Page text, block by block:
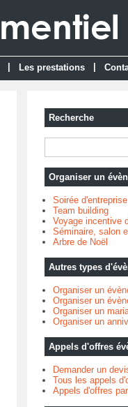
Les prestations
Recherche
Organiser un
Soirée d'entreprise
Team building
Voyage incentive
Séminaire, salon
Arbre de Noël
Autres types
Organiser un
Organiser un
Organiser un
Organiser un
Appels d'offres
Demander un
Tous les appels
Appels d'offres